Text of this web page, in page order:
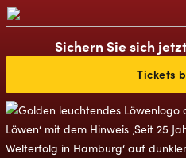
Sichern Sie sich
Tickets